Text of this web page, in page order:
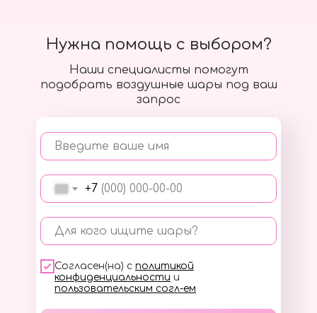
Наши специалисты помогут
подобрать воздушные шары под ваш
запрос
Введите ваше имя
+7
Для кого ищите шары?
Согласен(на) с политикой
конфиденциальности и
пользовательским согл-ем
Нужна помощь с выбором?